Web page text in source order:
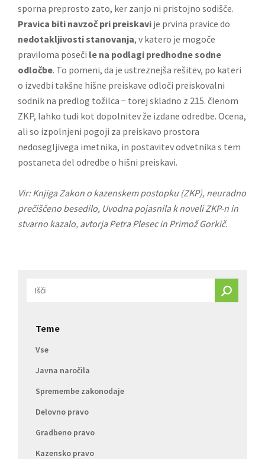
sporna preprosto zato, ker zanjo ni pristojno sodišče.
Pravica biti navzoč pri preiskavi je prvina pravice do
nedotakljivosti stanovanja, v katero je mogoče
praviloma poseči le na podlagi predhodne sodne
odločbe. To pomeni, da je ustreznejša rešitev, po kateri
o izvedbi takšne hišne preiskave odloči preiskovalni
sodnik na predlog tožilca − torej skladno z 215. členom
ZKP, lahko tudi kot dopolnitev že izdane odredbe. Ocena,
ali so izpolnjeni pogoji za preiskavo prostora
nedosegljivega imetnika, in postavitev odvetnika s tem
postaneta del odredbe o hišni preiskavi.
Vir: KnjigaZakon o kazenskem postopku (ZKP), neuradno
prečiščeno besedilo, Uvodna pojasnila k noveli ZKP-n in
stvarno kazalo, avtorja Petra Plesec in Primož Gorkič.
Teme
Vse
Javna naročila
Spremembe zakonodaje
Delovno pravo
Gradbeno pravo
Kazensko pravo